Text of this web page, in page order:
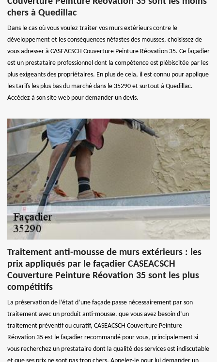
chers à Quedillac
Dans le cas où vous voulez traiter vos murs extérieurs contre le
développement et les conséquences néfastes des mousses, choisissez de
vous adresser à CASEACSCH Couverture Peinture Réovation 35. Ce façadier
est un prestataire professionnel dont la compétence est plébiscitée par les
plus exigeants des propriétaires. En plus de cela, il est connu pour applique
les tarifs les plus bas du marché dans le 35290 et surtout à Quedillac.
Accédez à son site web pour demander un devis.
Traitement anti-mousse de murs extérieurs : les
prix appliqués par le façadier CASEACSCH
Couverture Peinture Réovation 35 sont les plus
compétitifs
La préservation de l’état d’une façade passe nécessairement par son
traitement avec un produit anti-mousse. que vous avez besoin d’un
traitement préventif ou curatif, CASEACSCH Couverture Peinture
Réovation 35 est le façadier recommandé pour vous, principalement si
vous recherchez un prestataire dont la qualité des services est indiscutable